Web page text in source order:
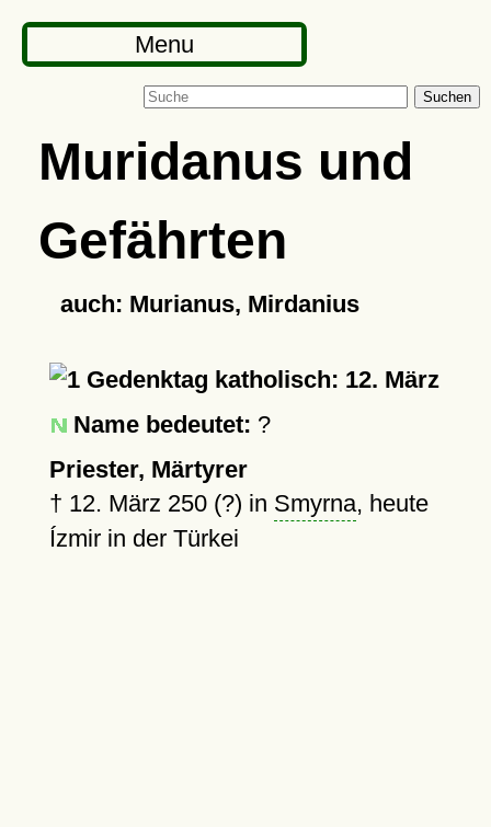
Menu
Suchen
Muridanus und
Gefährten
auch: Murianus, Mirdanius
Gedenktag katholisch: 12. März
Name bedeutet: ?
Priester, Märtyrer
† 12. März 250 (?) in Smyrna, heute
Ízmir in der Türkei